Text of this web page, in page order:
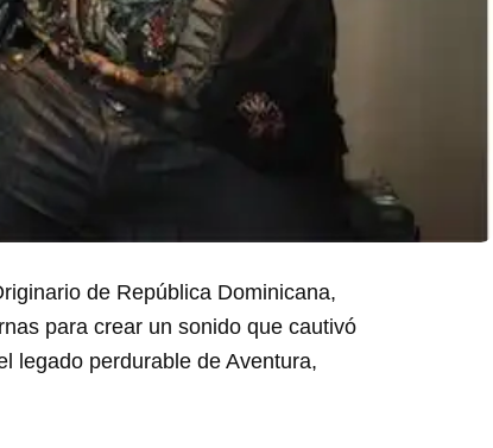
de República Dominicana,
para crear un sonido que cautivó
legado perdurable de Aventura,